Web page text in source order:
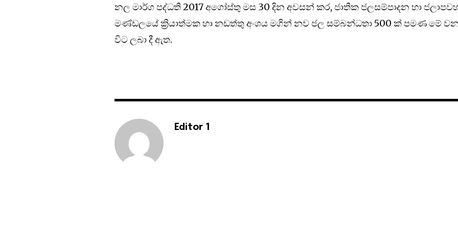
නල මාර්ග පද්ධති 2017 අගෝස්තු මස 30 දින අවසන් කර, ජාතික ජලසම්පාදන හා
මණ්ඩලයේ ක්‍රියාත්මක හා නඩත්තු අංශය මගින් නව ජල සම්බන්ධතා 500 ක් පමණ මේ වන
විට ලබා දී ඇත.
Editor 1